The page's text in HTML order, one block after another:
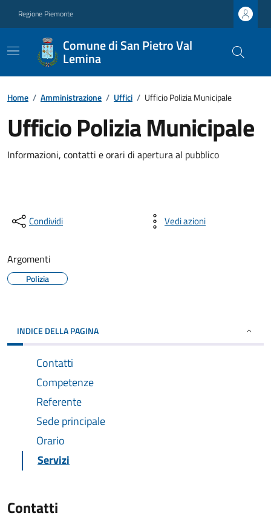
Regione Piemonte
Comune di San Pietro Val
Lemina
Home / Amministrazione / Uffici / Ufficio Polizia Municipale
Ufficio Polizia Municipale
Informazioni, contatti e orari di apertura al pubblico
Condividi Vedi azioni
Argomenti
Polizia
INDICE DELLA PAGINA
Contatti
Competenze
Referente
Sede principale
Orario
Servizi
Contatti